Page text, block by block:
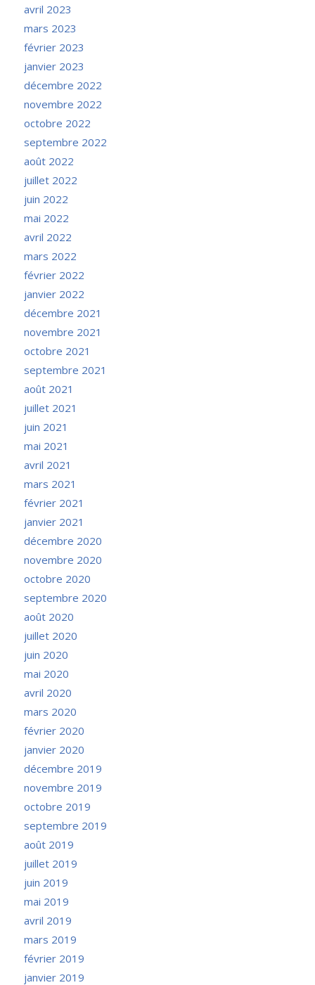
avril 2023
mars 2023
février 2023
janvier 2023
décembre 2022
novembre 2022
octobre 2022
septembre 2022
août 2022
juillet 2022
juin 2022
mai 2022
avril 2022
mars 2022
février 2022
janvier 2022
décembre 2021
novembre 2021
octobre 2021
septembre 2021
août 2021
juillet 2021
juin 2021
mai 2021
avril 2021
mars 2021
février 2021
janvier 2021
décembre 2020
novembre 2020
octobre 2020
septembre 2020
août 2020
juillet 2020
juin 2020
mai 2020
avril 2020
mars 2020
février 2020
janvier 2020
décembre 2019
novembre 2019
octobre 2019
septembre 2019
août 2019
juillet 2019
juin 2019
mai 2019
avril 2019
mars 2019
février 2019
janvier 2019